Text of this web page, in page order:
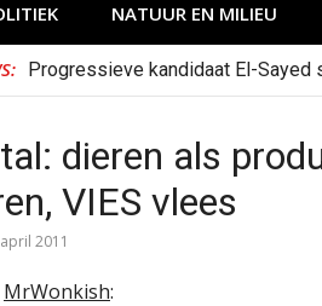
NATUUR EN MILIEU
Progressieve kandidaat El-Sayed
dieren als
VIES vlees
2011
MrWonkish: